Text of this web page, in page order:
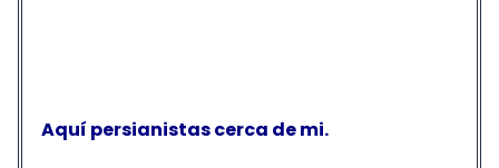
Aquí persianistas cerca de mi.